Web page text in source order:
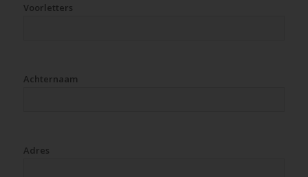
Voorletters
Achternaam
Adres